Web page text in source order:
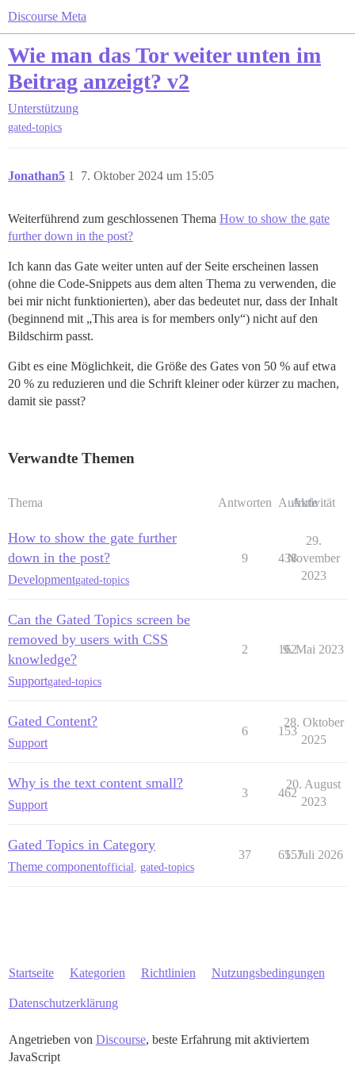
Discourse Meta
Wie man das Tor weiter unten im
Beitrag anzeigt? v2
Unterstützung
gated-topics
Jonathan5 7. Oktober 2024 um 15:05
1
Weiterführend zum geschlossenen Thema How to show the gate
further down in the post?
Ich kann das Gate weiter unten auf der Seite erscheinen lassen
(ohne die Code-Snippets aus dem alten Thema zu verwenden, die
bei mir nicht funktionierten), aber das bedeutet nur, dass der Inhalt
(beginnend mit „This area is for members only“) nicht auf den
Bildschirm passt.
Gibt es eine Möglichkeit, die Größe des Gates von 50 % auf etwa
20 % zu reduzieren und die Schrift kleiner oder kürzer zu machen,
damit sie passt?
Verwandte Themen
Thema Antworten Aufrufe
Aktivität
How to show the gate further
down in the post?
Developmentgated-topics
9 438
29.
November
2023
Can the Gated Topics screen be
removed by users with CSS
knowledge?
Supportgated-topics
2 162
9. Mai 2023
Gated Content?
Support
6 153
28. Oktober
2025
Why is the text content small?
Support
3 462
20. August
2023
Gated Topics in Category
Theme componentofficial gated-topics
37 6157
5. Juli 2026
Startseite Kategorien Richtlinien Nutzungsbedingungen
Datenschutzerklärung
Angetrieben von Discourse, beste Erfahrung mit aktiviertem
JavaScript